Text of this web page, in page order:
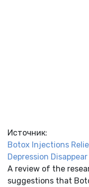
Источник:
Botox Injections
Depression
A review of the
suggestions that